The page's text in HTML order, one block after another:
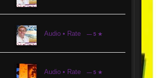
Audio • Rate — 5 ★
Audio • Rate — 5 ★